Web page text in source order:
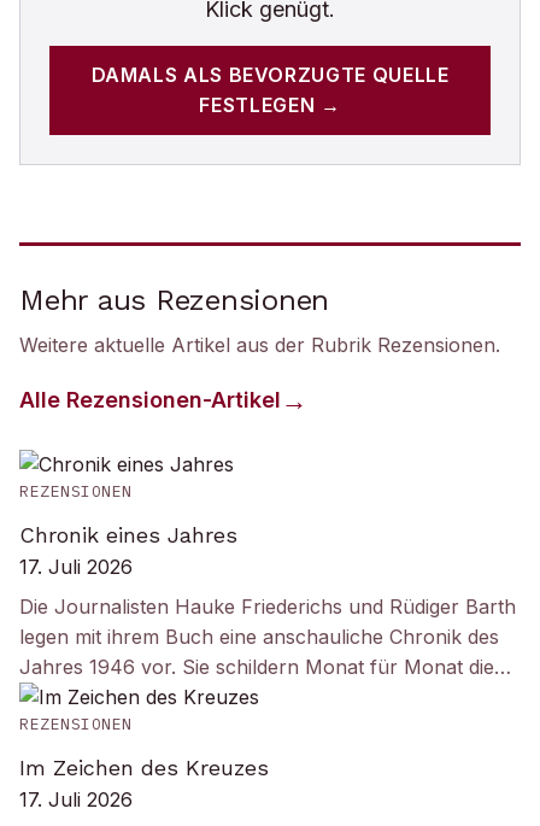
Klick genügt.
DAMALS ALS BEVORZUGTE QUELLE
FESTLEGEN →
Mehr aus Rezensionen
Weitere aktuelle Artikel aus der Rubrik Rezensionen.
Alle Rezensionen-Artikel
REZENSIONEN
Chronik eines Jahres
17. Juli 2026
Die Journalisten Hauke Friederichs und Rüdiger Barth
legen mit ihrem Buch eine anschauliche Chronik des
Jahres 1946 vor. Sie schildern Monat für Monat die…
REZENSIONEN
Im Zeichen des Kreuzes
17. Juli 2026